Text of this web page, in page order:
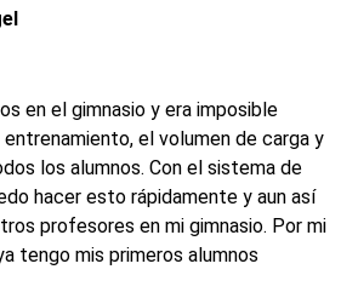
en el gimnasio y era imposible
el volumen de carga y
los alumnos. Con el sistema de
hacer esto rápidamente y aun así
profesores en mi gimnasio. Por mi
tengo mis primeros alumnos